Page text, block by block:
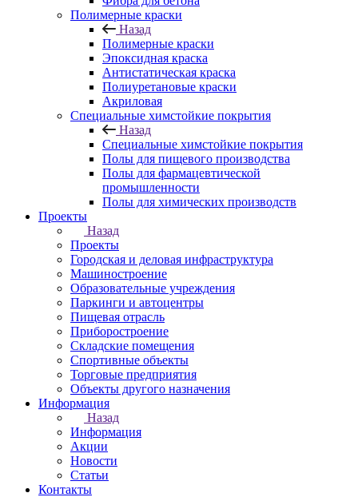
Полимерные краски
Назад
Полимерные краски
Эпоксидная краска
Антистатическая краска
Полиуретановые краски
Акриловая
Специальные химстойкие покрытия
Назад
Специальные химстойкие покрытия
Полы для пищевого производства
Полы для фармацевтической
промышленности
Полы для химических производств
Проекты
Назад
Проекты
Городская и деловая инфраструктура
Машиностроение
Образовательные учреждения
Паркинги и автоцентры
Пищевая отрасль
Приборостроение
Складские помещения
Спортивные объекты
Торговые предприятия
Объекты другого назначения
Информация
Назад
Информация
Акции
Новости
Статьи
Контакты